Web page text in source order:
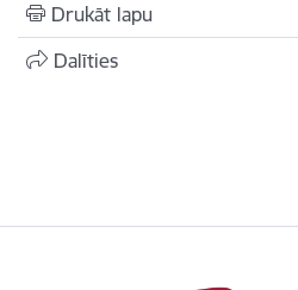
Drukāt lapu
Dalīties